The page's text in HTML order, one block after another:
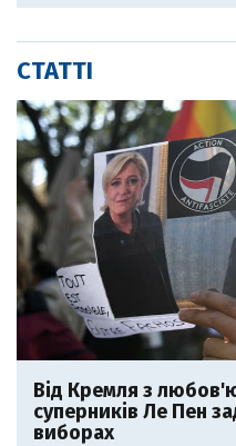
СТАТТІ
Від Кремля з
суперників Ле Пен
виборах